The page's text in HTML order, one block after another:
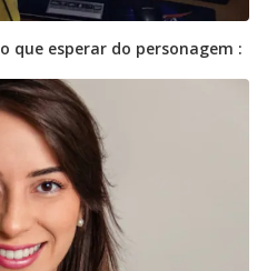
que esperar do personagem :